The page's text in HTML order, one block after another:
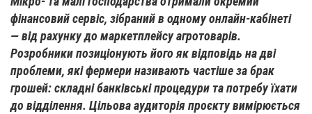
фінансовий сервіс, зібраний в одному онлайн-кабінеті
— від рахунку до маркетплейсу агротоварів.
Розробники позиціонують його як відповідь на дві
проблеми, які фермери називають частіше за брак
грошей: складні банківські процедури та потребу їхати
до відділення. Цільова аудиторія проєкту вимірюється